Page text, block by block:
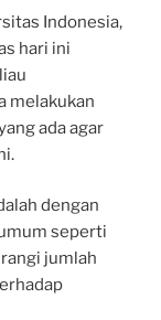
Indonesia,
hari ini
melakukan
ada agar
dengan
seperti
jumlah